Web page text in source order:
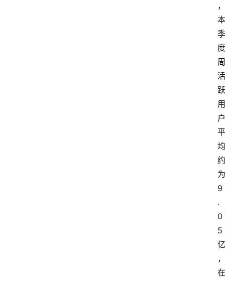
，
本
季
度
周
活
跃
用
户
平
均
约
为
9
.
0
5
亿
，
在